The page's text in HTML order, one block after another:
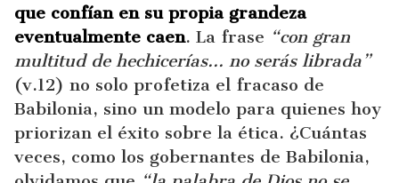
que confían en su propia grandeza
eventualmente caen. La frase “con gran
multitud de hechicerías… no serás librada”
(v.12) no solo profetiza el fracaso de
Babilonia, sino un modelo para quienes hoy
priorizan el éxito sobre la ética. ¿Cuántas
veces, como los gobernantes de Babilonia,